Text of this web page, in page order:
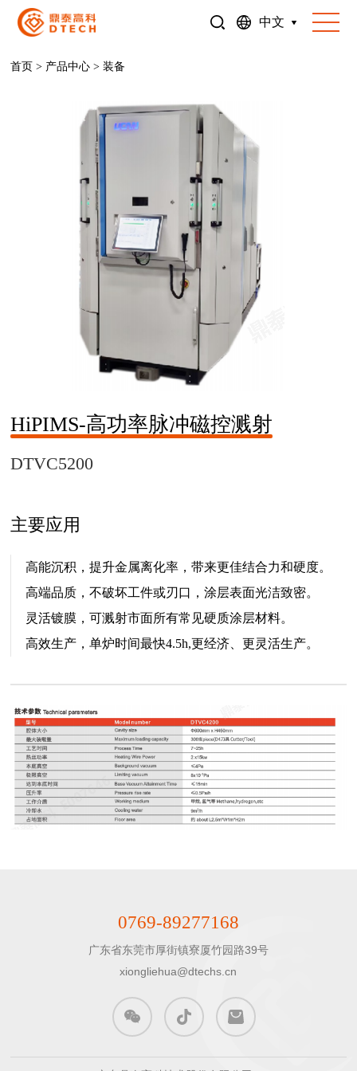
中文
首页 > 产品中心 >装备
HiPIMS-高功率脉冲磁控溅射
DTVC5200
主要应用
高能沉积，提升金属离化率，带来更佳结合力和硬度。
高端品质，不破坏工件或刃口，涂层表面光洁致密。
灵活镀膜，可溅射市面所有常见硬质涂层材料。
高效生产，单炉时间最快4.5h,更经济、更灵活生产。
0769-89277168
广东省东莞市厚街镇寮厦竹园路39号
xiongliehua@dtechs.cn